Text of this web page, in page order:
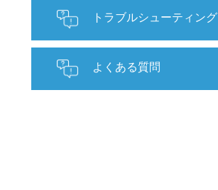
トラブルシューティング
よくある質問